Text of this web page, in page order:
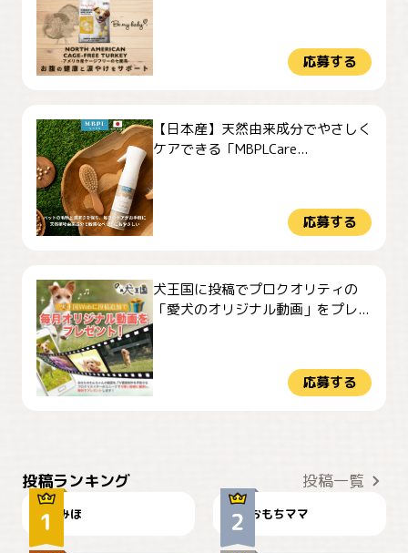
応募する
【日本産】天然由来成分でやさしく
ケアできる「MBPLCare...
応募する
犬王国に投稿でプロクオリティの
「愛犬のオリジナル動画」をプレ...
応募する
投稿ランキング 投稿一覧
みほ おもちママ
可愛い？ 見てるぞぉ